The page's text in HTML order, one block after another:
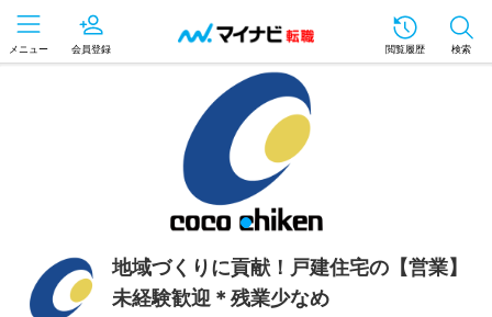
メニュー 会員登録 閲覧履歴 検索
地域づくりに貢献！戸建住宅の【営業】
未経験歓迎＊残業少なめ